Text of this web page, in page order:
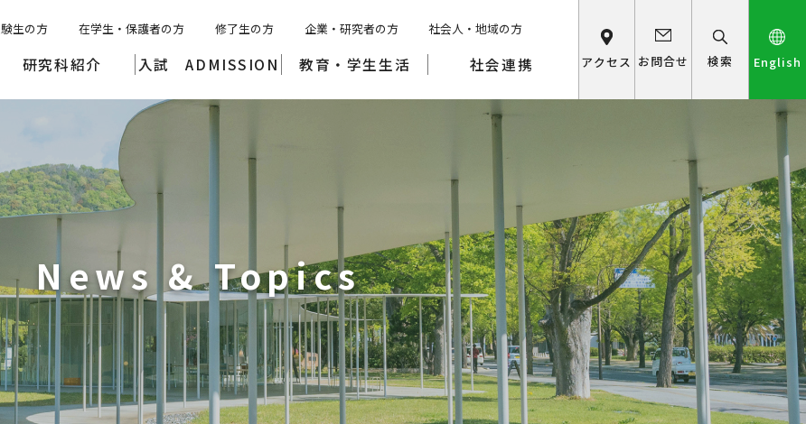
研究科紹介 入試 ADMISSION 教育・学生生活 社会連携
生の方 在学生・保護者の方 修了生の方 企業・研究者の方
社会人・地域の方
アクセス お問合せ 検索 English
News & Topics